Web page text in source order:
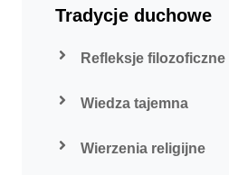
Tradycje duchowe
Refleksje filozoficzne
Wiedza tajemna
Wierzenia religijne